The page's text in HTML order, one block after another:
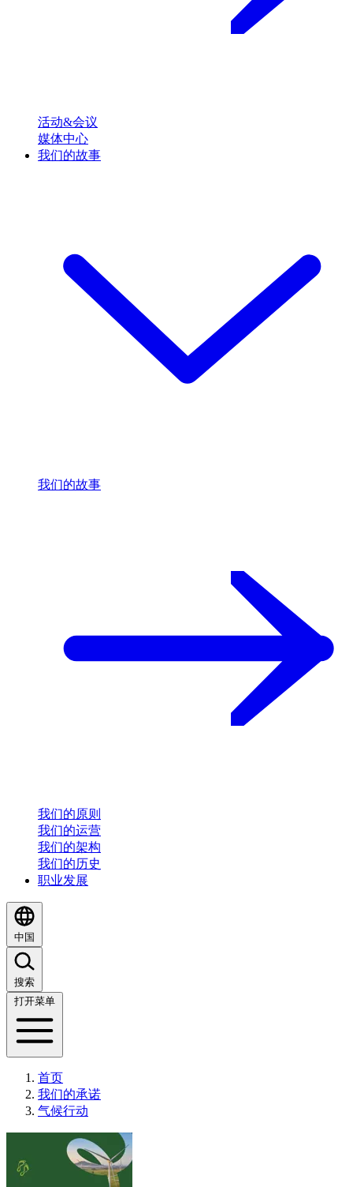
活动&会议
媒体中心
我们的故事
我们的故事
我们的原则
我们的运营
我们的架构
我们的历史
职业发展
中国
搜索
打开菜单
首页
我们的承诺
气候行动